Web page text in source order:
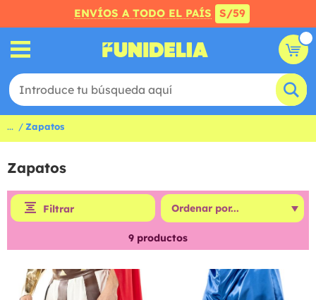
ENVÍOS A TODO EL PAÍS S/59
... Zapatos
Zapatos
Filtrar
9 productos